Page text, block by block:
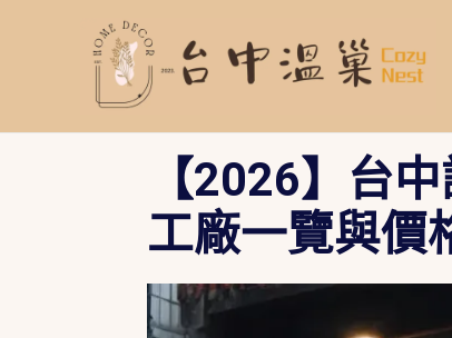
內
【2026】台
工廠一覽與價